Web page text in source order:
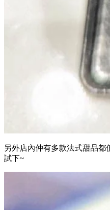
另外店內仲有多款法式甜品
試下~